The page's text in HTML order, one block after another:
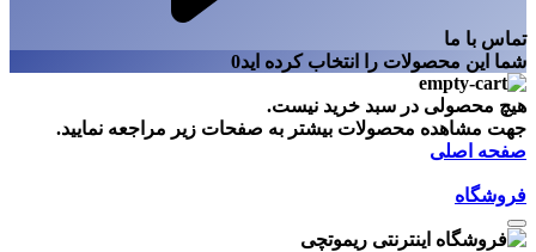
تماس با ما
شما این محصولات را انتخاب کرده اید0
هیچ محصولی در سبد خرید نیست.
جهت مشاهده محصولات بیشتر به صفحات زیر مراجعه نمایید.
صفحه اصلی
فروشگاه